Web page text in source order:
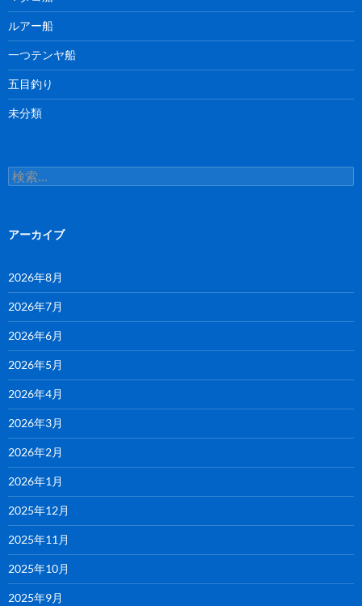
ルアー船
一つテンヤ船
五目釣り
未分類
検
索:
アーカイブ
2026年8月
2026年7月
2026年6月
2026年5月
2026年4月
2026年3月
2026年2月
2026年1月
2025年12月
2025年11月
2025年10月
2025年9月